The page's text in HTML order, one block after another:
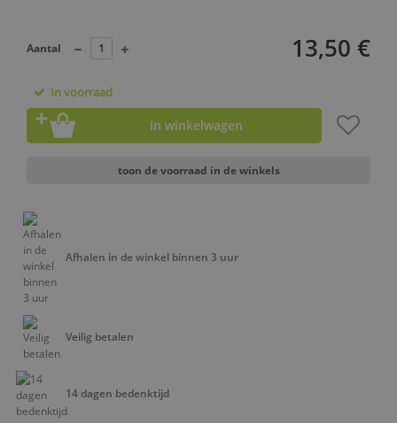
13,50 €
Aantal
In voorraad
In winkelwagen
toon de voorraad in de winkels
Afhalen in de winkel binnen 3 uur
Veilig betalen
14 dagen bedenktijd